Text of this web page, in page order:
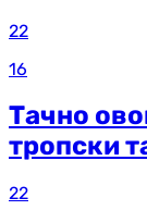
22
16
Тачно
тропски
22